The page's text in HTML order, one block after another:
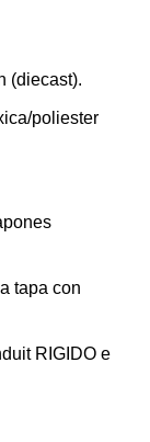
(diecast).
poliester
tapa con
RIGIDO e